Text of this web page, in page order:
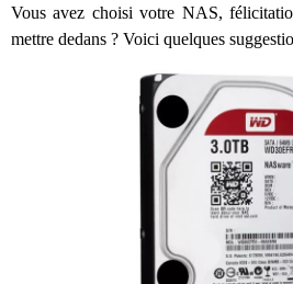
Vous avez choisi votre NAS,
mettre dedans ? Voici quelques